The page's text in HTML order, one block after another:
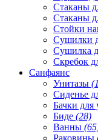
Стаканы
Стаканы
Стойки
Сушилки
Сушилка
Скребок
Санфаянс
Унитазы
Сиденье
Бачки для
Биде (28)
Ванны
Раковины